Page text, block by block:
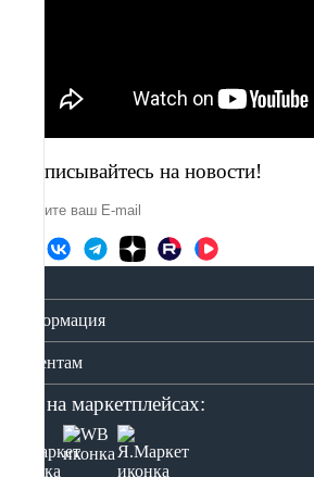
Подписывайтесь на новости!
Информация
Клиентам
Мы на маркетплейсах: